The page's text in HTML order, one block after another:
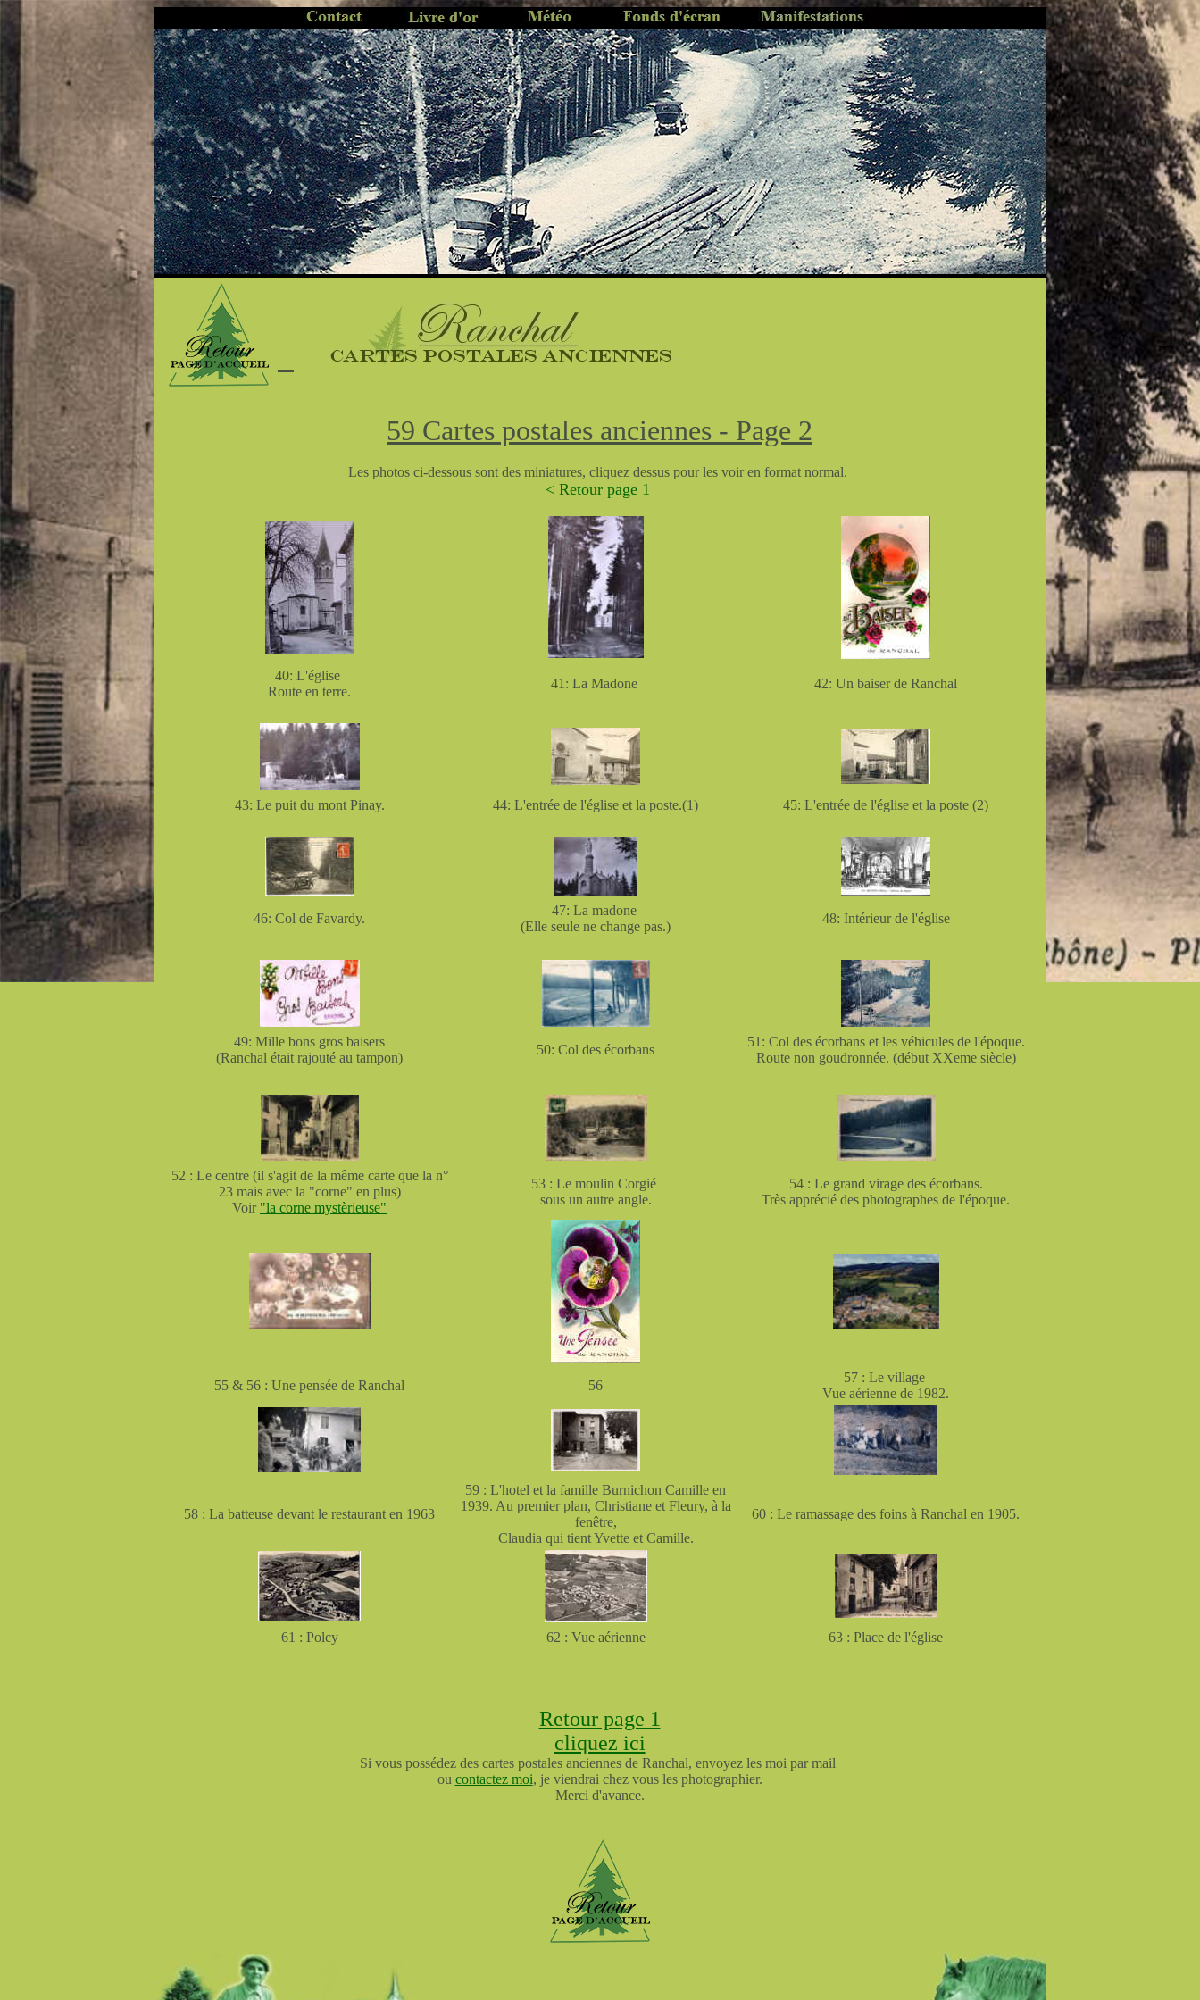
59 Cartes postales anciennes - Page 2
Les photos ci-dessous sont des miniatures, cliquez dessus pour les voir en format normal.
< Retour page 1
40: L'église
Route en terre.
41: La Madone 42: Un baiser de Ranchal
43: Le puit du mont Pinay. 44: L'entrée de l'église et la poste.(1) 45: L'entrée de l'église et la poste (2)
46: Col de Favardy.
47: La madone
(Elle seule ne change pas.)
48: Intérieur de l'église
49: Mille bons gros baisers
(Ranchal était rajouté au tampon)
50: Col des écorbans
51: Col des écorbans et les véhicules de l'époque.
Route non goudronnée. (début XXeme siècle)
52 : Le centre (il s'agit de la même carte que la n°
23 mais avec la "corne" en plus)
Voir "la corne mystèrieuse"
53 : Le moulin Corgié
sous un autre angle.
54 : Le grand virage des écorbans.
Très apprécié des photographes de l'époque.
55 & 56 : Une pensée de Ranchal 56
57 : Le village
Vue aérienne de 1982.
58 : La batteuse devant le restaurant en 1963
59 : L'hotel et la famille Burnichon Camille en
1939. Au premier plan, Christiane et Fleury, à la
fenêtre,
Claudia qui tient Yvette et Camille.
60 : Le ramassage des foins à Ranchal en 1905.
61 : Polcy 62 : Vue aérienne 63 : Place de l'église
Retour page 1
cliquez ici
Si vous possédez des cartes postales anciennes de Ranchal, envoyez les moi par mail
ou contactez moi, je viendrai chez vous les photographier.
Merci d'avance.